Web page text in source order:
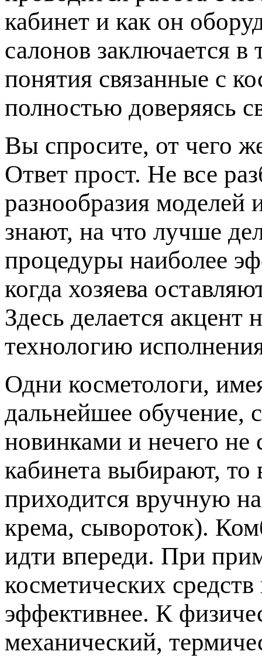
кабинет и как он
салонов заключается
понятия связанные с
полностью доверяясь
Вы спросите, от чего
Ответ прост. Не все
разнообразия моделей
знают, на что лучше
процедуры наиболее
когда хозяева
Здесь делается акцент
технологию
Одни косметологи,
дальнейшее обучение,
новинками и нечего
кабинета выбирают, то
приходится вручную
крема, сывороток).
идти впереди. При
косметических
эффективнее. К
механический,